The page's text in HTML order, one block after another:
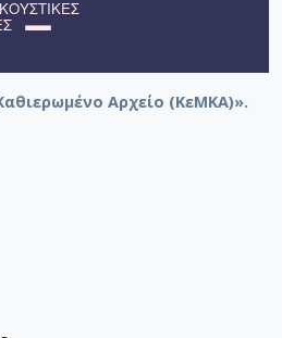
Αρχείο (ΚεΜΚΑ)».